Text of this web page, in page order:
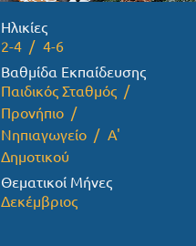
Ηλικίες
2-4
4-6
Βαθμίδα Εκπαίδευσης
Παιδικός Σταθμός
Προνήπιο
Νηπιαγωγείο
Α'
Δημοτικού
Θεματικοί Μήνες
Δεκέμβριος